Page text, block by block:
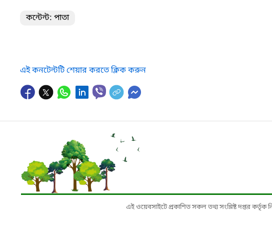
কন্টেন্ট: পাতা
এই কনটেন্টটি শেয়ার করতে ক্লিক করুন
এই ওয়েবসাইটে প্রকাশিত সকল তথ্য সংশ্লিষ্ট দপ্তর কর্তৃক